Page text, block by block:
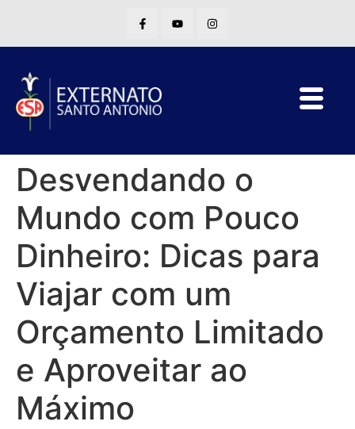
Desvendando o
Mundo com Pouco
Dinheiro: Dicas para
Viajar com um
Orçamento Limitado
e Aproveitar ao
Máximo